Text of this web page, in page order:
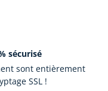
sécurisé
sont entièrement
SSL !